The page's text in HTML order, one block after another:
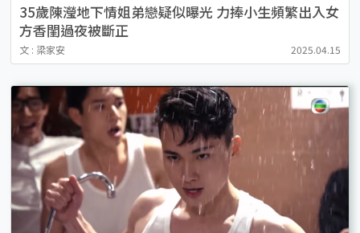
35歲陳瀅地下情姐弟戀疑似曝光 力捧小生頻繁出入女
方香閨過夜被斷正
文 : 梁家安 2025.04.15